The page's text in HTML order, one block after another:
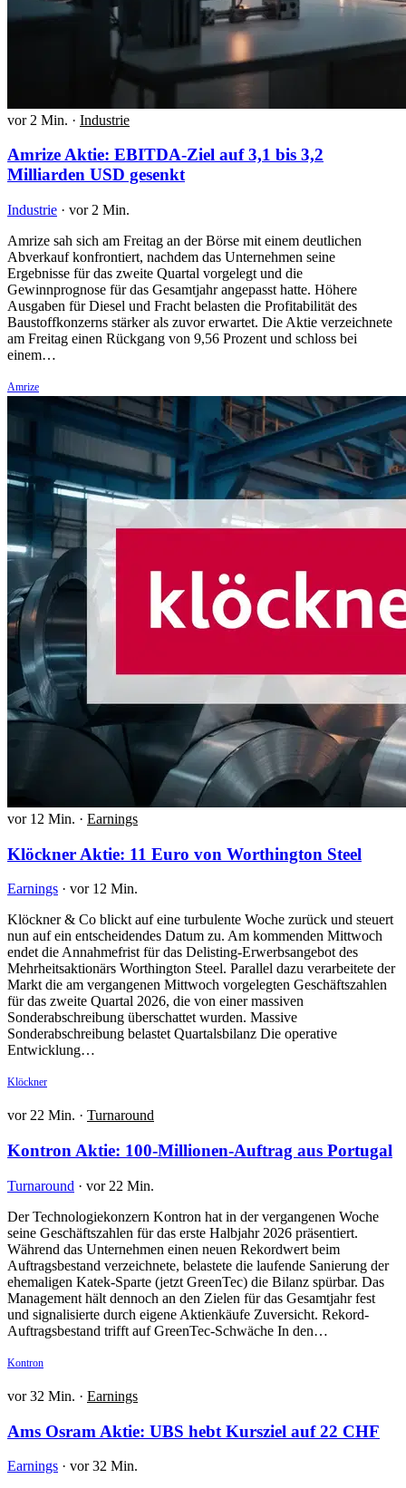
vor 2 Min. · Industrie
Amrize Aktie: EBITDA-Ziel auf 3,1 bis 3,2
Milliarden USD gesenkt
Industrie · vor 2 Min.
Amrize sah sich am Freitag an der Börse mit einem deutlichen
Abverkauf konfrontiert, nachdem das Unternehmen seine
Ergebnisse für das zweite Quartal vorgelegt und die
Gewinnprognose für das Gesamtjahr angepasst hatte. Höhere
Ausgaben für Diesel und Fracht belasten die Profitabilität des
Baustoffkonzerns stärker als zuvor erwartet. Die Aktie verzeichnete
am Freitag einen Rückgang von 9,56 Prozent und schloss bei
einem…
Amrize
vor 12 Min. · Earnings
Klöckner Aktie: 11 Euro von Worthington Steel
Earnings · vor 12 Min.
Klöckner & Co blickt auf eine turbulente Woche zurück und steuert
nun auf ein entscheidendes Datum zu. Am kommenden Mittwoch
endet die Annahmefrist für das Delisting-Erwerbsangebot des
Mehrheitsaktionärs Worthington Steel. Parallel dazu verarbeitete der
Markt die am vergangenen Mittwoch vorgelegten Geschäftszahlen
für das zweite Quartal 2026, die von einer massiven
Sonderabschreibung überschattet wurden. Massive
Sonderabschreibung belastet Quartalsbilanz Die operative
Entwicklung…
Klöckner
vor 22 Min. · Turnaround
Kontron Aktie: 100-Millionen-Auftrag aus Portugal
Turnaround · vor 22 Min.
Der Technologiekonzern Kontron hat in der vergangenen Woche
seine Geschäftszahlen für das erste Halbjahr 2026 präsentiert.
Während das Unternehmen einen neuen Rekordwert beim
Auftragsbestand verzeichnete, belastete die laufende Sanierung der
ehemaligen Katek-Sparte (jetzt GreenTec) die Bilanz spürbar. Das
Management hält dennoch an den Zielen für das Gesamtjahr fest
und signalisierte durch eigene Aktienkäufe Zuversicht. Rekord-
Auftragsbestand trifft auf GreenTec-Schwäche In den…
Kontron
vor 32 Min. · Earnings
Ams Osram Aktie: UBS hebt Kursziel auf 22 CHF
Earnings · vor 32 Min.